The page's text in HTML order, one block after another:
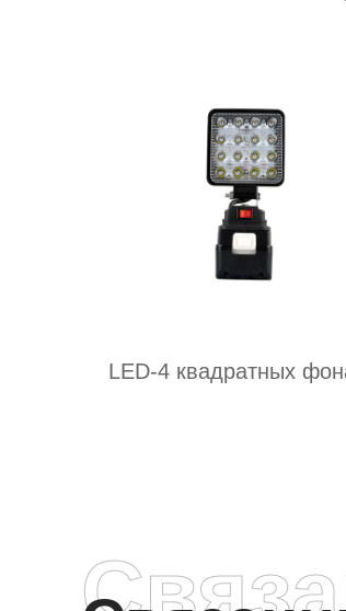
LED-4 квадратных